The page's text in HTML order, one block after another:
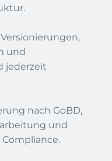
Versionierungen,
und
jederzeit
nach GoBD,
und